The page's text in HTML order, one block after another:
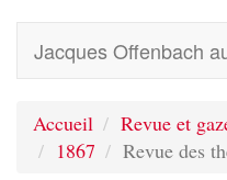
Jacques Offenbach
Accueil
Revue et
1867
Revue des